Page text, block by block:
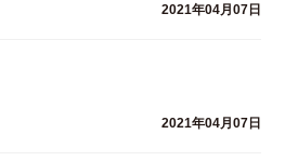
2021年04月07日
2021年04月07日